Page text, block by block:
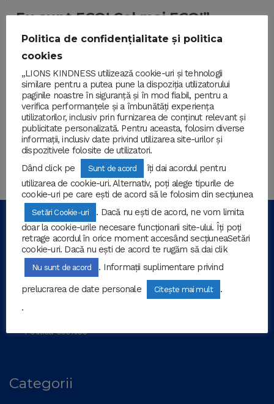
„Eu sunt ECO! Cel mai ECO!”
20/02/2022 BYLIONSKINDNESS
„Eu sunt ECO! Cel mai ECO!” Cu acest slogan au
sărbătorit elevii celor 15 clase din ciclul primar de la…
READ MORE
Lions Reșița Kindness
Politica cookies
Categorii
Politica de confidențialitate și politica
cookies
„LIONS KINDNESS utilizează cookie-uri și tehnologii
similare pentru a putea pune la dispoziția utilizatorului
paginile noastre în siguranță și în mod fiabil, pentru a
verifica performanțele și a îmbunătăți experiența
utilizatorilor, inclusiv prin furnizarea de conținut relevant și
publicitate personalizată. Pentru aceasta, folosim diverse
informații, inclusiv date privind utilizarea site-urilor și
dispozitivele folosite de utilizatori.
Dând click pe
Sunt de acord
îți dai acordul pentru
utilizarea de cookie-uri. Alternativ, poți alege tipurile de
cookie-uri pe care ești de acord să le folosim din secțiunea
Setări Cookie-uri
. Dacă nu ești de acord, ne vom limita
doar la cookie-urile necesare funcționarii site-ului. Îți poți
retrage acordul în orice moment accesând secțiuneaSetări
cookie-uri. Dacă nu ești de acord te rugăm să dai clik
Nu sunt de acord
. Informații suplimentare privind
prelucrarea de date personale
Citește mai mult
.
.